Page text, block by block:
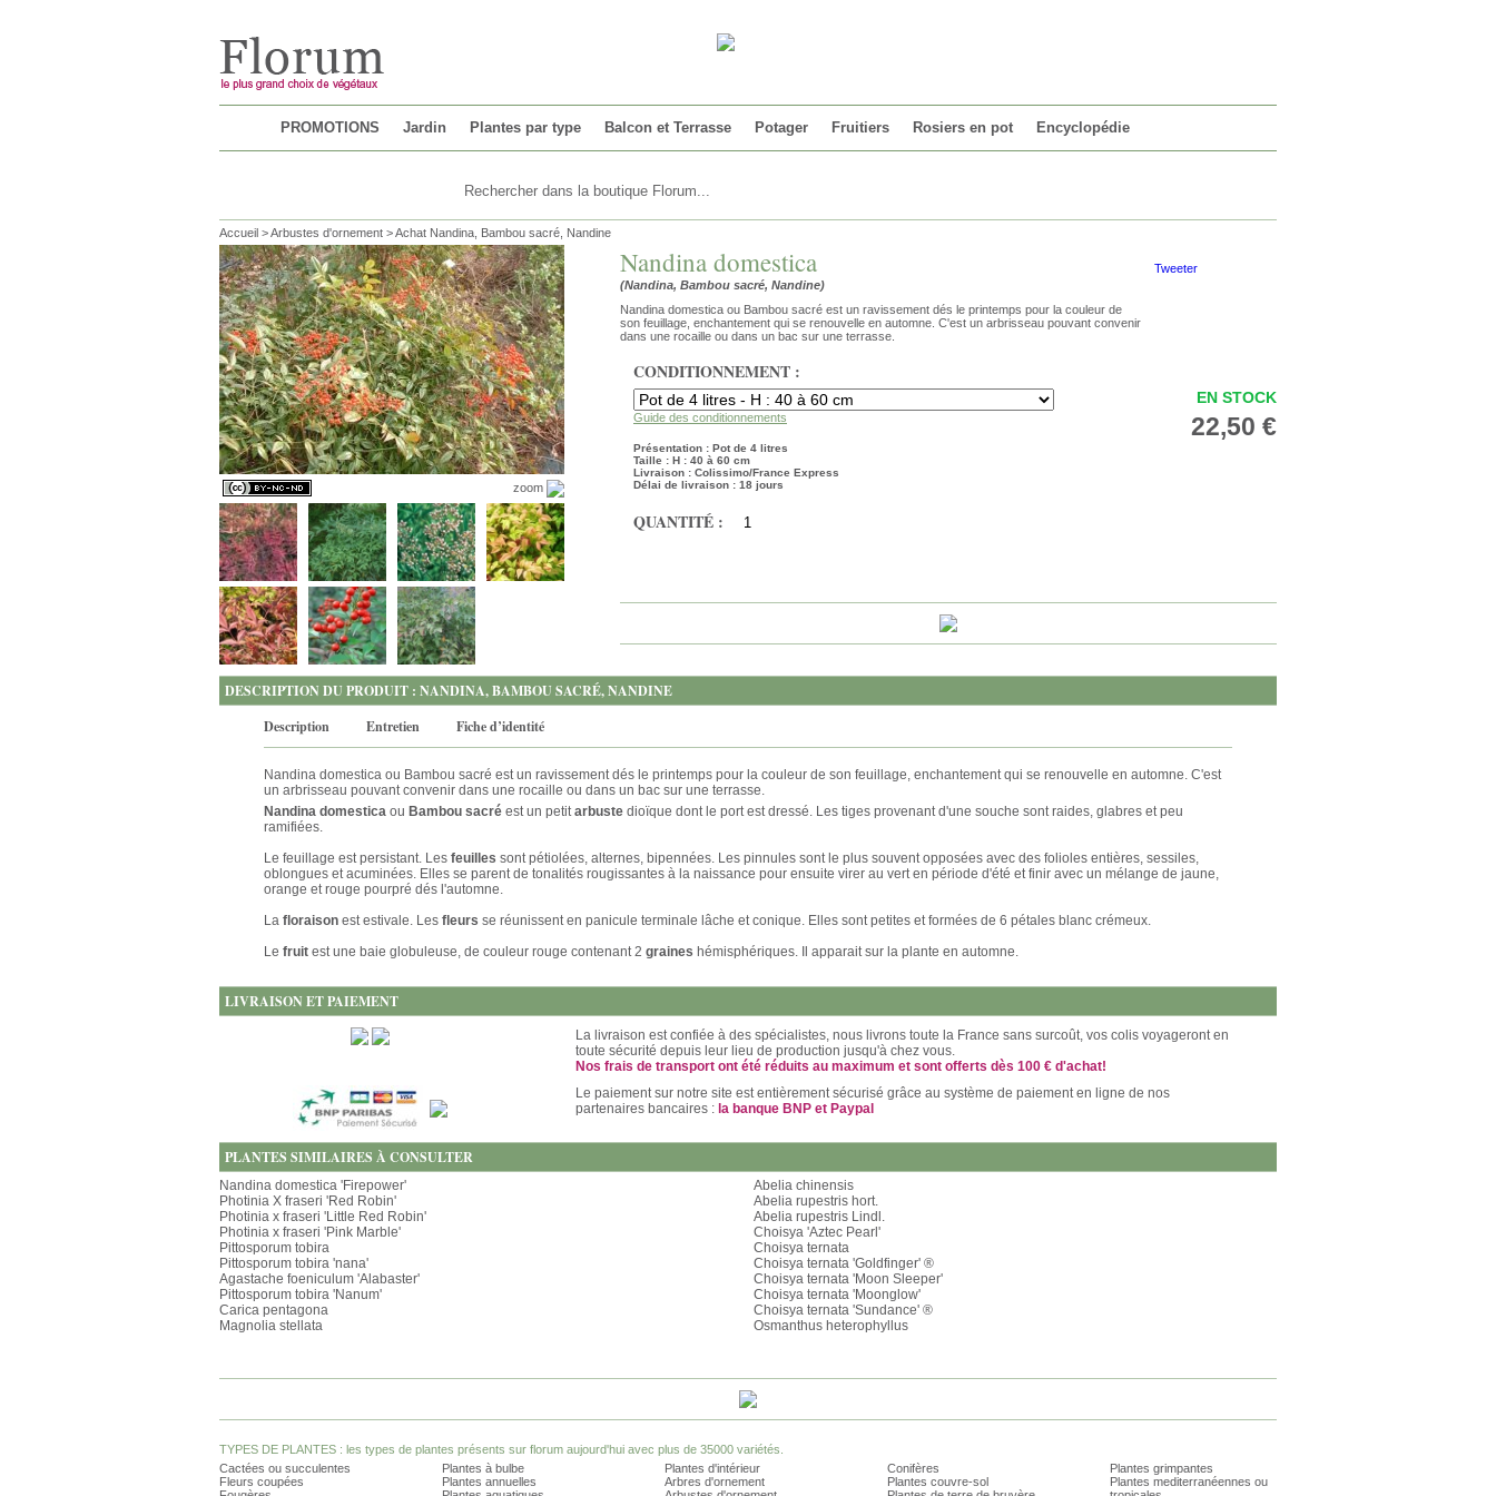
PROMOTIONS Jardin Plantes par type Balcon et Terrasse Potager Fruitiers Rosiers en pot Encyclopédie
Accueil >Arbustes d'ornement >Achat Nandina, Bambou sacré, Nandine
zoom
Nandina domestica
(Nandina, Bambou sacré, Nandine)
Nandina domestica ou Bambou sacré est un ravissement dés le printemps pour la couleur de
son feuillage, enchantement qui se renouvelle en automne. C'est un arbrisseau pouvant convenir
dans une rocaille ou dans un bac sur une terrasse.
Tweeter
CONDITIONNEMENT :
Guide des conditionnements
EN STOCK
22,50 €
Présentation : Pot de 4 litres
Taille : H : 40 à 60 cm
Livraison : Colissimo/France Express
Délai de livraison : 18 jours
QUANTITÉ :
DESCRIPTION DU PRODUIT : NANDINA, BAMBOU SACRÉ, NANDINE
Description
Entretien Fiche d’identité
Nandina domestica ou Bambou sacré est un ravissement dés le printemps pour la couleur de son feuillage, enchantement qui se renouvelle en automne. C'est
un arbrisseau pouvant convenir dans une rocaille ou dans un bac sur une terrasse.
Nandina domestica ou Bambou sacré est un petitarbuste dioïque dont le port est dressé. Les tiges provenant d'une souche sont raides, glabres et peu
ramifiées.
Le feuillage est persistant. Les feuilles sont pétiolées, alternes, bipennées. Les pinnules sont le plus souvent opposées avec des folioles entières, sessiles,
oblongues et acuminées. Elles se parent de tonalités rougissantes à la naissance pour ensuite virer au vert en période d'été et finir avec un mélange de jaune,
orange et rouge pourpré dés l'automne.
La floraison est estivale. Les fleurs se réunissent en panicule terminale lâche et conique. Elles sont petites et formées de 6 pétales blanc crémeux.
Le fruit est une baie globuleuse, de couleur rouge contenant 2 graines hémisphériques. Il apparait sur la plante en automne.
LIVRAISON ET PAIEMENT
La livraison est confiée à des spécialistes, nous livrons toute la France sans surcoût, vos colis voyageront en
toute sécurité depuis leur lieu de production jusqu'à chez vous.
Nos frais de transport ont été réduits au maximum et sont offerts dès 100 € d'achat!
Le paiement sur notre site est entièrement sécurisé grâce au système de paiement en ligne de nos
partenaires bancaires : la banque BNP et Paypal
PLANTES SIMILAIRES À CONSULTER
Nandina domestica 'Firepower'
Photinia X fraseri 'Red Robin'
Photinia x fraseri 'Little Red Robin'
Photinia x fraseri 'Pink Marble'
Pittosporum tobira
Pittosporum tobira 'nana'
Agastache foeniculum 'Alabaster'
Pittosporum tobira 'Nanum'
Carica pentagona
Magnolia stellata
Abelia chinensis
Abelia rupestris hort.
Abelia rupestris Lindl.
Choisya 'Aztec Pearl'
Choisya ternata
Choisya ternata 'Goldfinger' ®
Choisya ternata 'Moon Sleeper'
Choisya ternata 'Moonglow'
Choisya ternata 'Sundance' ®
Osmanthus heterophyllus
TYPES DE PLANTES : les types de plantes présents sur florum aujourd'hui avec plus de 35000 variétés.
Cactées ou succulentes
Fleurs coupées
Plantes à bulbe
Plantes annuelles
Plantes d'intérieur
Arbres d'ornement
Conifères
Plantes couvre-sol
Plantes grimpantes
Plantes mediterranéennes ou